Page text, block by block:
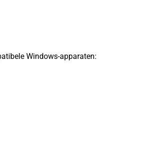
Windows-apparaten: